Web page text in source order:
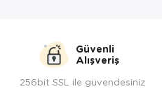
Güvenli
Alışveriş
256bit SSL ile güvendesiniz